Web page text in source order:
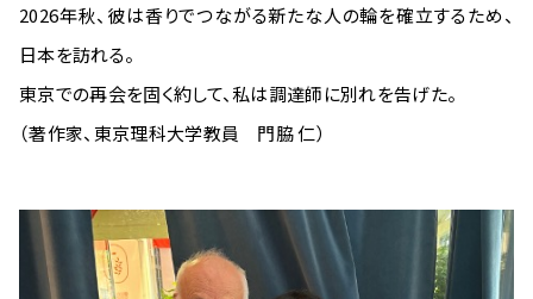
2026年秋、彼は香りでつながる新たな人の輪を確立するため、
日本を訪れる。
東京での再会を固く約して、私は調達師に別れを告げた。
（著作家、東京理科大学教員 門脇 仁）